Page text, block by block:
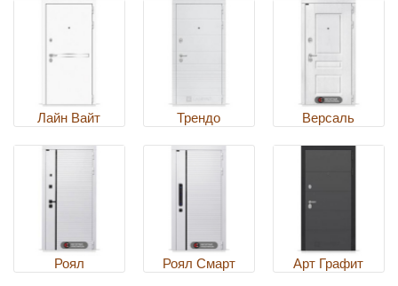
Лайн Вайт Трендо Версаль
Роял Роял Смарт Арт Графит